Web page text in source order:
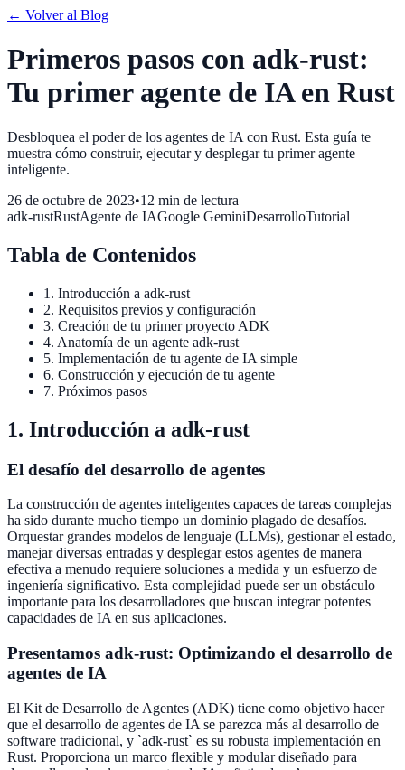
← Volver al Blog
Primeros pasos con adk-rust:
Tu primer agente de IA en Rust
Desbloquea el poder de los agentes de IA con Rust. Esta guía te
muestra cómo construir, ejecutar y desplegar tu primer agente
inteligente.
26 de octubre de 2023•12 min de lectura
adk-rustRustAgente de IAGoogle GeminiDesarrolloTutorial
Tabla de Contenidos
1. Introducción a adk-rust
2. Requisitos previos y configuración
3. Creación de tu primer proyecto ADK
4. Anatomía de un agente adk-rust
5. Implementación de tu agente de IA simple
6. Construcción y ejecución de tu agente
7. Próximos pasos
1. Introducción a adk-rust
El desafío del desarrollo de agentes
La construcción de agentes inteligentes capaces de tareas complejas
ha sido durante mucho tiempo un dominio plagado de desafíos.
Orquestar grandes modelos de lenguaje (LLMs), gestionar el estado,
manejar diversas entradas y desplegar estos agentes de manera
efectiva a menudo requiere soluciones a medida y un esfuerzo de
ingeniería significativo. Esta complejidad puede ser un obstáculo
importante para los desarrolladores que buscan integrar potentes
capacidades de IA en sus aplicaciones.
Presentamos adk-rust: Optimizando el desarrollo de
agentes de IA
El Kit de Desarrollo de Agentes (ADK) tiene como objetivo hacer
que el desarrollo de agentes de IA se parezca más al desarrollo de
software tradicional, y `adk-rust` es su robusta implementación en
Rust. Proporciona un marco flexible y modular diseñado para